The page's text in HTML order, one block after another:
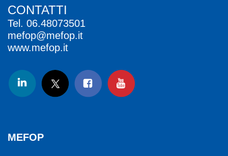
CONTATTI
Tel. 06.48073501
mefop@mefop.it
www.mefop.it
MEFOP